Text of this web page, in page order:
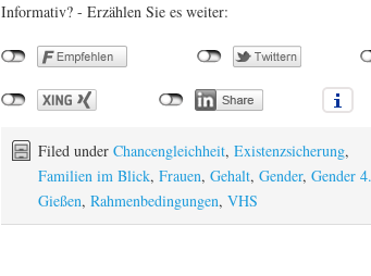
Informativ? - Erzählen Sie es weiter:
Filed under Chancengleichheit, Existenzsicherung,
Familien im Blick, Frauen, Gehalt, Gender, Gender
Gießen, Rahmenbedingungen, VHS